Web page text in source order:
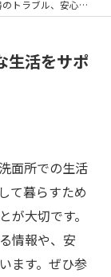
ル、安心安全な生活をサポート！
生活をサポ
面所での生活
て暮らすため
が大切です。
情報や、安
ます。ぜひ参